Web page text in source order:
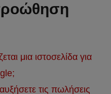
μια ιστοσελίδα για
τις πωλήσεις